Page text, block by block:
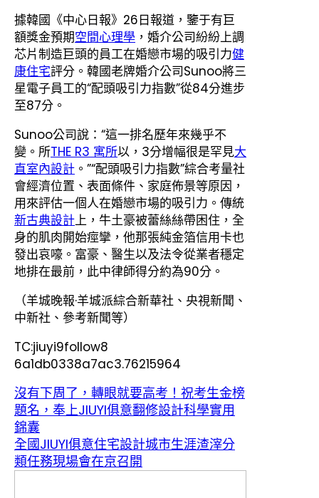
據韓國《中心日報》26日報道，鑒于有巨
額獎金預期空間心理學 ，婚介公司紛紛上調
芯片制造巨頭的員工在婚戀市場的吸引力健
康住宅評分。韓國老牌婚介公司Sunoo將三
星電子員工的“配頭吸引力指數”從84分進步
至87分。
Sunoo公司說：“這一排名歷年來幾乎不
變。所THE R3 寓所以，3分增幅很是罕見大
直室內設計 。”“配頭吸引力指數”綜合考量社
會經濟位置、表面條件、家庭佈景等原因，
用來評估一個人在婚戀市場的吸引力。傳統
新古典設計上，牛土豪被蕾絲絲帶困住，全
身的肌肉開始痙攣，他那張純金箔信用卡也
發出哀嚎。富豪、醫生以及法令從業者穩定
地排在最前，此中律師得分約為90分。
（羊城晚報·羊城派綜合新華社、央視新聞、
中新社、參考新聞等）
TC:jiuyi9follow8
6a1db0338a7ac3.76215964
沒有下周了，轉眼就要高考！祝考生金榜
題名，奉上JIUYI俱意翻修設計科學實用
錦囊
全國JIUYI俱意住宅設計城市生涯渣滓分
類任務現場會在京召開